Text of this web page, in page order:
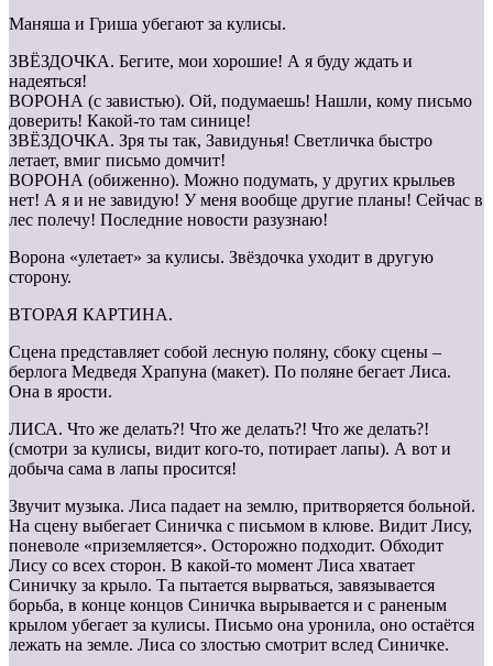
Маняша и Гриша убегают за кулисы.
ЗВЁЗДОЧКА. Бегите, мои хорошие! А я буду ждать и
надеяться!
ВОРОНА (с завистью). Ой, подумаешь! Нашли, кому письмо
доверить! Какой-то там синице!
ЗВЁЗДОЧКА. Зря ты так, Завидунья! Светличка быстро
летает, вмиг письмо домчит!
ВОРОНА (обиженно). Можно подумать, у других крыльев
нет! А я и не завидую! У меня вообще другие планы! Сейчас в
лес полечу! Последние новости разузнаю!
Ворона «улетает» за кулисы. Звёздочка уходит в другую
сторону.
ВТОРАЯ КАРТИНА.
Сцена представляет собой лесную поляну, сбоку сцены –
берлога Медведя Храпуна (макет). По поляне бегает Лиса.
Она в ярости.
ЛИСА. Что же делать?! Что же делать?! Что же делать?!
(смотри за кулисы, видит кого-то, потирает лапы). А вот и
добыча сама в лапы просится!
Звучит музыка. Лиса падает на землю, притворяется больной.
На сцену выбегает Синичка с письмом в клюве. Видит Лису,
поневоле «приземляется». Осторожно подходит. Обходит
Лису со всех сторон. В какой-то момент Лиса хватает
Синичку за крыло. Та пытается вырваться, завязывается
борьба, в конце концов Синичка вырывается и с раненым
крылом убегает за кулисы. Письмо она уронила, оно остаётся
лежать на земле. Лиса со злостью смотрит вслед Синичке.